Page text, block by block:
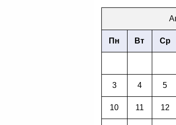
Пн Вт Ср
3 4 5
10 11 12